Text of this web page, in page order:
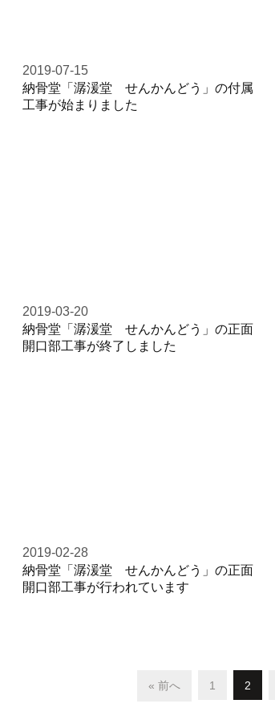
2019-07-15
納骨堂「潺湲堂 せんかんどう」の付属
工事が始まりました
2019-03-20
納骨堂「潺湲堂 せんかんどう」の正面
開口部工事が終了しました
2019-02-28
納骨堂「潺湲堂 せんかんどう」の正面
開口部工事が行われています
« 前へ 1 2